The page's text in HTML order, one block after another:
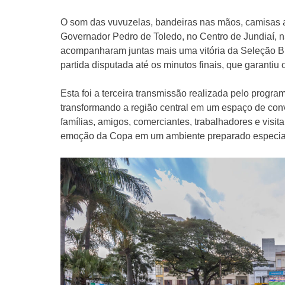
O som das vuvuzelas, bandeiras nas mãos,
Governador Pedro de Toledo, no Centro de Jundiaí,
acompanharam juntas mais uma vitória da Seleção
partida disputada até os minutos finais, que
Esta foi a terceira transmissão realizada pelo
transformando a região central em um espaço de
famílias, amigos, comerciantes, trabalhadores e
emoção da Copa em um ambiente preparado